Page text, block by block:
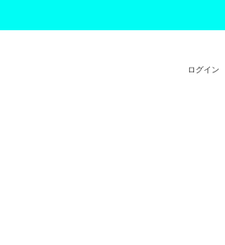
ログイン